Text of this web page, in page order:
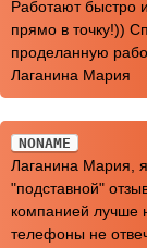
Работают быстро
прямо в точку!))
проделанную
Лаганина Мария
NONAME
Лаганина Мария,
"подставной"
компанией лучше
телефоны не